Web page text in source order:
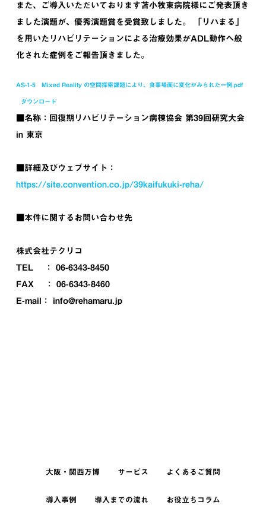
また、ご導入いただいております苫小牧東病院様にご発表頂き
ました演題が、優秀演題賞を受賞致しました。 「リハまる」
を用いたリハビリテーションによる治療効果がADL動作へ般
化された症例をご報告頂きました。
AS-1-5 Mixed Reality の空間探索課題により、食事場面に変化がみられた一例.pdf
ダウンロード
■名称：回復期リハビリテーション病棟協会 第39回研究大会
in 東京
■詳細及びウェブサイト：
https://site.convention.co.jp/39kaifukuki-reha/
■本件に関するお問い合わせ先
株式会社テクリコ
TEL ： 06-6343-8450
FAX ： 06-6343-8460
E-mail： info@rehamaru.jp
大阪・関西万博 サービス よくあるご質問
導入事例 導入までの流れ お役立ちコラム